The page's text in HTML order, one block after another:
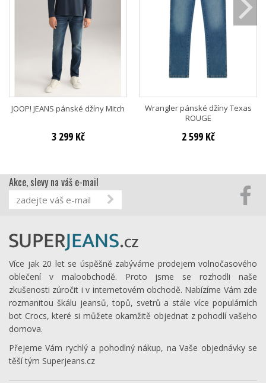
JOOP! JEANS pánské džíny Mitch
3 299 Kč
Wrangler pánské džíny Texas
ROUGE
2 599 Kč
Akce, slevy na váš e-mail
Více jak 20 let se úspěšně zabýváme prodejem volnočasového
oblečení v maloobchodě. Proto jsme se rozhodli naše
zkušenosti zúročit i v internetovém obchodě. Nabízíme Vám zde
rozmanitou škálu jeansů, topů, svetrů a stále více populárních
bot Crocs, které si můžete okamžitě objednat z pohodlí vašeho
domova.
Přejeme Vám rychlý a pohodlný nákup, na Vaše objednávky se
těší tým Superjeans.cz